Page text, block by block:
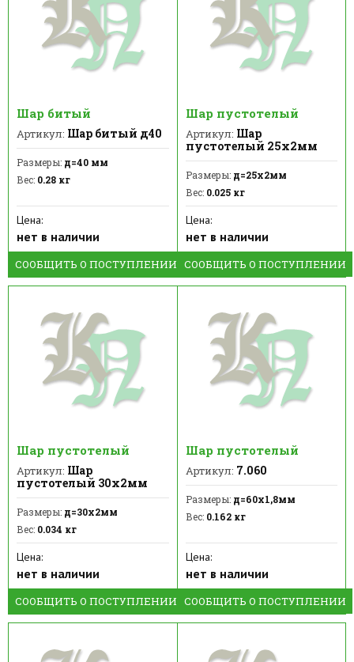
Шар битый
Артикул: Шар битый д40
Размеры: д=40 мм
Вес: 0.28 кг
Цена:
нет в наличии
СООБЩИТЬ О ПОСТУПЛЕНИИ
Шар пустотелый
Артикул: Шар
пустотелый 25х2мм
Размеры:д=25х2мм
Вес:0.025 кг
Цена:
нет в наличии
СООБЩИТЬ О ПОСТУПЛЕНИИ
Шар пустотелый
Артикул: Шар
пустотелый 30х2мм
Размеры: д=30х2мм
Вес: 0.034 кг
Цена:
нет в наличии
СООБЩИТЬ О ПОСТУПЛЕНИИ
Шар пустотелый
Артикул: 7.060
Размеры:д=60х1,8мм
Вес:0.162 кг
Цена:
нет в наличии
СООБЩИТЬ О ПОСТУПЛЕНИИ